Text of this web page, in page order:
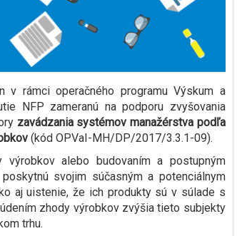
v rámci operačného programu Výskum a
NFP zameranú na podporu zvyšovania
zavádzania systémov manažérstva podľa
(kód OPVaI-MH/DP/2017/3.3.1-09).
alebo budovaním a postupným
svojim súčasným a potenciálnym
aj uistenie, že ich produkty sú v súlade s
zhody výrobkov zvýšia tieto subjekty
trhu.